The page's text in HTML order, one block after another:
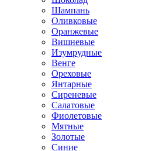
Шампань
Оливковые
Оранжевые
Вишневые
Изумрудные
Венге
Ореховые
Янтарные
Сиреневые
Салатовые
Фиолетовые
Мятные
Золотые
Синие